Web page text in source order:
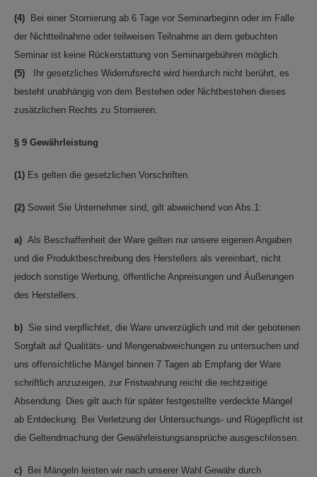
(4) Bei einer Stornierung ab 6 Tage vor Seminarbeginn oder im Falle
der Nichtteilnahme oder teilweisen Teilnahme an dem gebuchten
Seminar ist keine Rückerstattung von Seminargebühren möglich.
(5) Ihr gesetzliches Widerrufsrecht wird hierdurch nicht berührt, es
besteht unabhängig von dem Bestehen oder Nichtbestehen dieses
zusätzlichen Rechts zu Stornieren.
§ 9 Gewährleistung
(1) Es gelten die gesetzlichen Vorschriften.
(2) Soweit Sie Unternehmer sind, gilt abweichend von Abs.1:
a) Als Beschaffenheit der Ware gelten nur unsere eigenen Angaben
und die Produktbeschreibung des Herstellers als vereinbart, nicht
jedoch sonstige Werbung, öffentliche Anpreisungen und Äußerungen
des Herstellers.
b) Sie sind verpflichtet, die Ware unverzüglich und mit der gebotenen
Sorgfalt auf Qualitäts- und Mengenabweichungen zu untersuchen und
uns offensichtliche Mängel binnen 7 Tagen ab Empfang der Ware
schriftlich anzuzeigen, zur Fristwahrung reicht die rechtzeitige
Absendung. Dies gilt auch für später festgestellte verdeckte Mängel
ab Entdeckung. Bei Verletzung der Untersuchungs- und Rügepflicht ist
die Geltendmachung der Gewährleistungsansprüche ausgeschlossen.
c) Bei Mängeln leisten wir nach unserer Wahl Gewähr durch